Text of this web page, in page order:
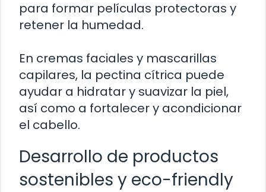
para formar películas protectoras y
retener la humedad.
En cremas faciales y mascarillas
capilares, la pectina cítrica puede
ayudar a hidratar y suavizar la piel,
así como a fortalecer y acondicionar
el cabello.
Desarrollo de productos
sostenibles y eco-friendly